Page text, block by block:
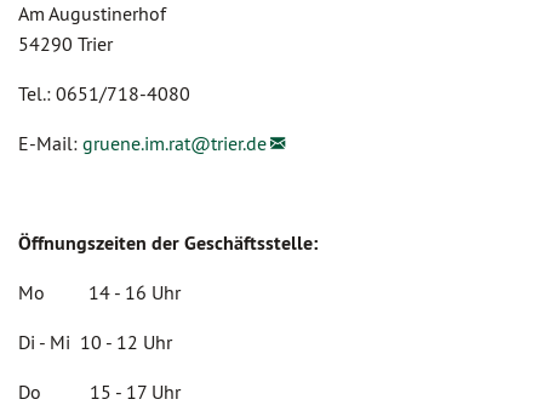
Am Augustinerhof
54290 Trier
Tel.: 0651/718-4080
E-Mail: gruene.im.rat@trier.de
Öffnungszeiten der Geschäftsstelle:
Mo 14 - 16 Uhr
Di - Mi 10 - 12 Uhr
Do 15 - 17 Uhr